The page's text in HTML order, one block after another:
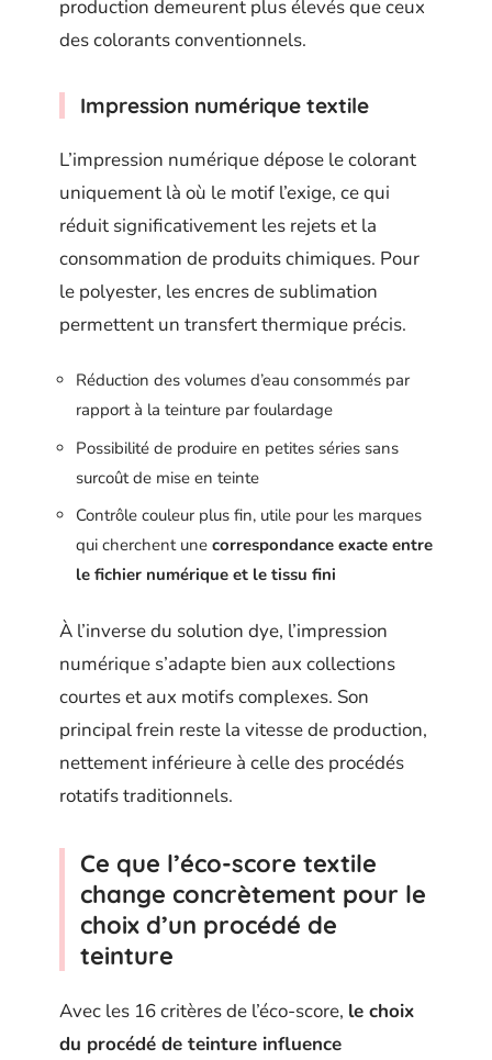
production demeurent plus élevés que ceux
des colorants conventionnels.
Impression numérique textile
L’impression numérique dépose le colorant
uniquement là où le motif l’exige, ce qui
réduit significativement les rejets et la
consommation de produits chimiques. Pour
le polyester, les encres de sublimation
permettent un transfert thermique précis.
Réduction des volumes d’eau consommés par
rapport à la teinture par foulardage
Possibilité de produire en petites séries sans
surcoût de mise en teinte
Contrôle couleur plus fin, utile pour les marques
qui cherchent une correspondance exacte entre
le fichier numérique et le tissu fini
À l’inverse du solution dye, l’impression
numérique s’adapte bien aux collections
courtes et aux motifs complexes. Son
principal frein reste la vitesse de production,
nettement inférieure à celle des procédés
rotatifs traditionnels.
Ce que l’éco-score textile
change concrètement pour le
choix d’un procédé de
teinture
Avec les 16 critères de l’éco-score, le choix
du procédé de teinture influence